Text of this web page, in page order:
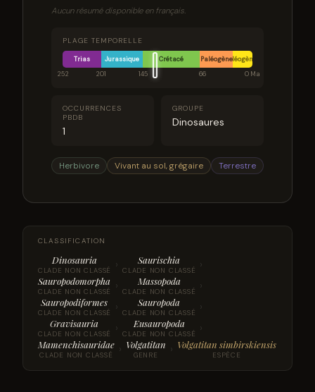
Aucun résumé disponible en français.
PLAGE TEMPORELLE
Trias Jurassique Crétacé PaléogèneNéogène
252
201 145 66 0 Ma
OCCURRENCES
PBDB
1
GROUPE
Dinosaures
Herbivore Vivant au sol, grégaire Terrestre
CLASSIFICATION
Dinosauria
CLADE NON CLASSÉ › Saurischia
CLADE NON CLASSÉ ›
Sauropodomorpha
CLADE NON CLASSÉ › Massopoda
CLADE NON CLASSÉ ›
Sauropodiformes
CLADE NON CLASSÉ › Sauropoda
CLADE NON CLASSÉ ›
Gravisauria
CLADE NON CLASSÉ › Eusauropoda
CLADE NON CLASSÉ ›
Mamenchisauridae
CLADE NON CLASSÉ › Volgatitan
GENRE › Volgatitan simbirskiensis
ESPÈCE